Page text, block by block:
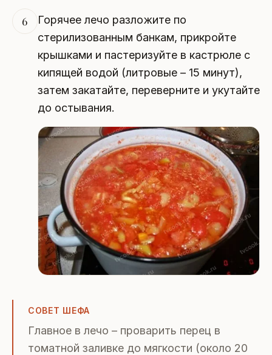
6
Горячее лечо разложите по
стерилизованным банкам, прикройте
крышками и пастеризуйте в кастрюле с
кипящей водой (литровые – 15 минут),
затем закатайте, переверните и укутайте
до остывания.
СОВЕТ ШЕФА
Главное в лечо – проварить перец в
томатной заливке до мягкости (около 20